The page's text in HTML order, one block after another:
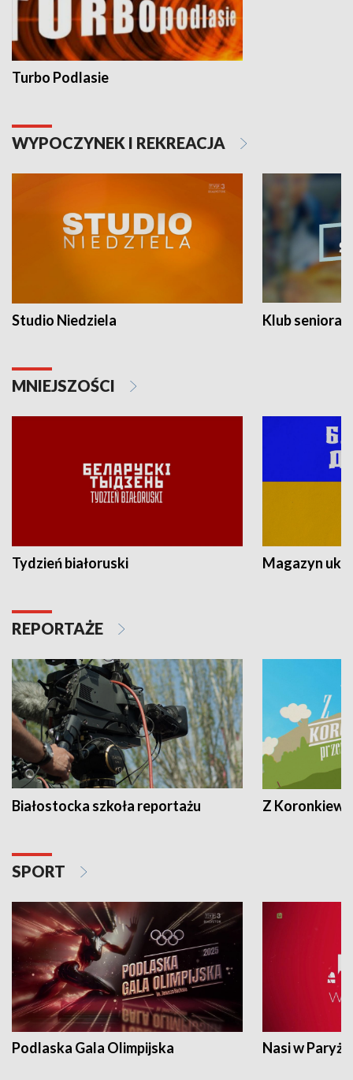
Turbo Podlasie
WYPOCZYNEK I REKREACJA
Studio Niedziela Klub seniora
MNIEJSZOŚCI
Tydzień białoruski Magazyn
REPORTAŻE
Białostocka szkoła reportażu Z
SPORT
Podlaska Gala Olimpijska Nasi w Paryżu